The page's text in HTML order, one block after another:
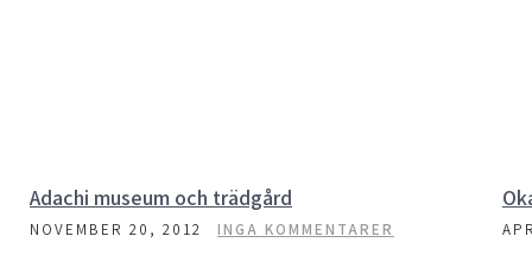
Adachi museum och trädgård
NOVEMBER 20, 2012 INGA KOMMENTARER